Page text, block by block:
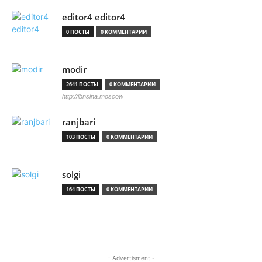
editor4 editor4
0 ПОСТЫ 0 КОММЕНТАРИИ
modir
2641 ПОСТЫ 0 КОММЕНТАРИИ
http://ibnsina.moscow
ranjbari
103 ПОСТЫ 0 КОММЕНТАРИИ
solgi
164 ПОСТЫ 0 КОММЕНТАРИИ
- Advertisment -